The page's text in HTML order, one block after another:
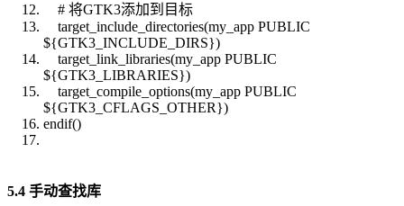
# 将GTK3添加到目标
target_include_directories(my_app PUBLIC
${GTK3_INCLUDE_DIRS})
target_link_libraries(my_app PUBLIC
${GTK3_LIBRARIES})
target_compile_options(my_app PUBLIC
${GTK3_CFLAGS_OTHER})
endif()
5.4 手动查找库